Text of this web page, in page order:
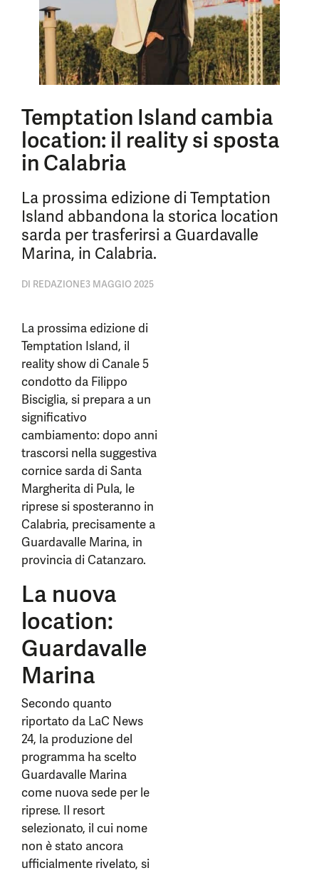
Temptation Island cambia
location: il reality si sposta
in Calabria
La prossima edizione di Temptation
Island abbandona la storica location
sarda per trasferirsi a Guardavalle
Marina, in Calabria.
DI REDAZIONE3 MAGGIO 2025
La prossima edizione di
Temptation Island, il
reality show di Canale 5
condotto da Filippo
Bisciglia, si prepara a un
significativo
cambiamento: dopo anni
trascorsi nella suggestiva
cornice sarda di Santa
Margherita di Pula, le
riprese si sposteranno in
Calabria, precisamente a
Guardavalle Marina, in
provincia di Catanzaro.
La nuova
location:
Guardavalle
Marina
Secondo quanto
riportato da LaC News
24, la produzione del
programma ha scelto
Guardavalle Marina
come nuova sede per le
riprese. Il resort
selezionato, il cui nome
non è stato ancora
ufficialmente rivelato, si